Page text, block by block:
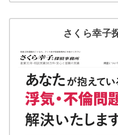
さくら幸子